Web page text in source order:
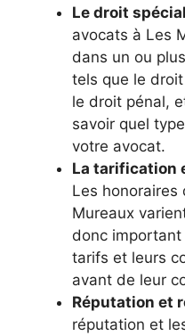
Le droit
avocats à Les
dans un ou
tels que le
le droit pénal,
savoir quel
votre avocat.
La tarification
Les honoraires
Mureaux
donc
tarifs et leurs
avant de leur
Réputation et
réputation et